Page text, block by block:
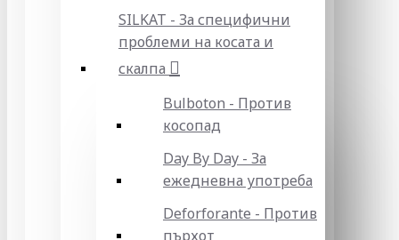
SILKAT - За специфични
проблеми на косата и
скалпа
Bulboton - Против
косопад
Day By Day - За
ежедневна употреба
Deforforante - Против
пърхот